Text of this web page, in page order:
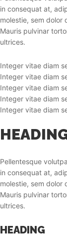
in consequat at,
molestie, sem dolor
Mauris pulvinar
ultrices.
Integer vitae diam
Integer vitae diam
Integer vitae diam
Integer vitae diam
Integer vitae diam
Pellentesque
in consequat at,
molestie, sem dolor
Mauris pulvinar
ultrices.
HEADING